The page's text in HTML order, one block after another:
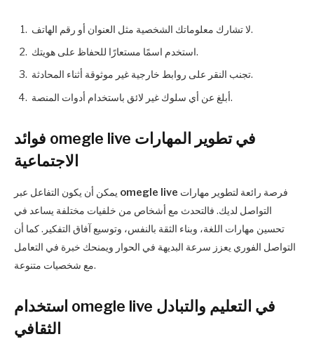
لا تشارك معلوماتك الشخصية مثل العنوان أو رقم الهاتف.
استخدم اسمًا مستعارًا للحفاظ على هويتك.
تجنب النقر على روابط خارجية غير موثوقة أثناء المحادثة.
أبلغ عن أي سلوك غير لائق باستخدام أدوات المنصة.
فوائد omegle live في تطوير المهارات
الاجتماعية
omegle live
التواصل لديك. فالتحدث مع أشخاص من خلفيات مختلفة يساعد في
تحسين مهارات اللغة، وبناء الثقة بالنفس، وتوسيع آفاق التفكير. كما أن
التواصل الفوري يعزز سرعة البديهة في الحوار ويمنحك خبرة في التعامل
مع شخصيات متنوعة.
استخدام omegle live في التعليم والتبادل
الثقافي